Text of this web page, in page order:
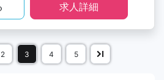
求人詳細
2 3 4 5